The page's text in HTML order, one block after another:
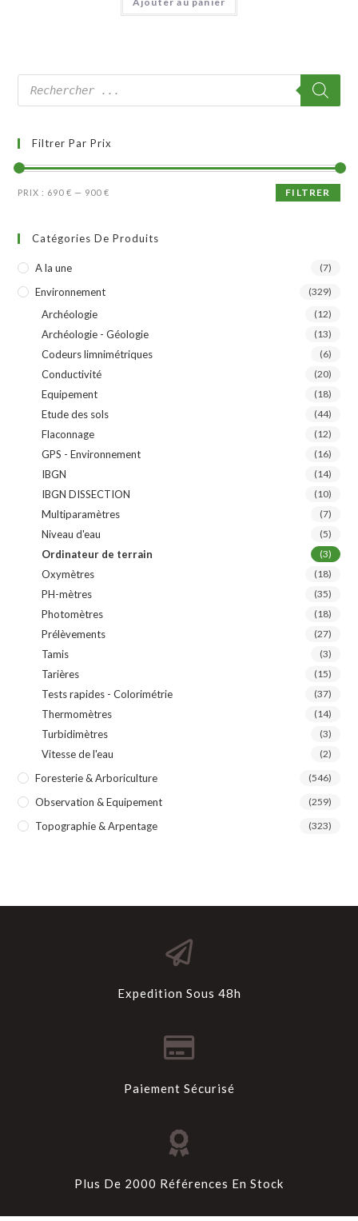
Filtrer Par Prix
FILTRER
PRIX : 690 € — 900 €
Catégories De Produits
A la une (7)
Environnement (329)
Archéologie (12)
Archéologie - Géologie (13)
Codeurs limnimétriques (6)
Conductivité (20)
Equipement (18)
Etude des sols (44)
Flaconnage (12)
GPS - Environnement (16)
IBGN (14)
IBGN DISSECTION (10)
Multiparamètres (7)
Niveau d'eau (5)
Ordinateur de terrain (3)
Oxymètres (18)
PH-mètres (35)
Photomètres (18)
Prélèvements (27)
Tamis (3)
Tarières (15)
Tests rapides - Colorimétrie (37)
Thermomètres (14)
Turbidimètres (3)
Vitesse de l'eau (2)
Foresterie & Arboriculture (546)
Observation & Equipement (259)
Topographie & Arpentage (323)
Expedition Sous 48h
Paiement Sécurisé
Plus De 2000 Références En Stock